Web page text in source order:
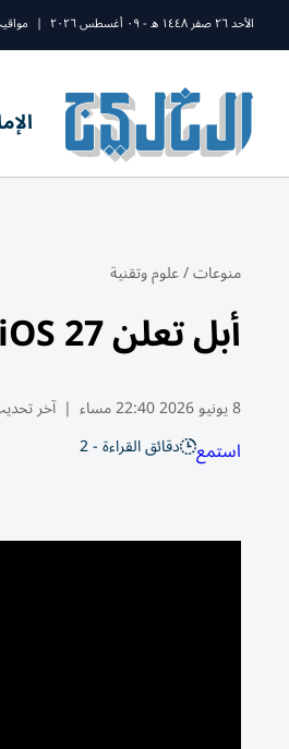
الأحد ٢٦ صفر ١٤٤٨ ه - ٠٩ أغسطس ٢٠٢٦ |
منوعات/علوم وتقنية
أبل تعلن iOS 27 في مؤتمر WWDC 2026.. يدعم تلك الأجهزة
8 يونيو 2026 22:40 مساء | آخر
استمع دقائق القراءة - 2